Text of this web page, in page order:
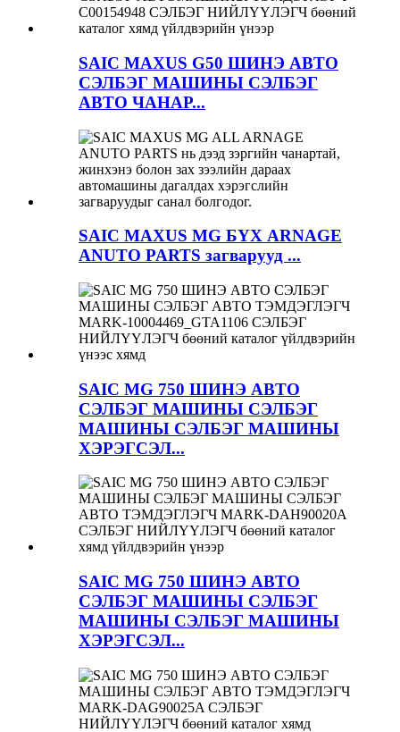
SAIC MAXUS G50 ШИНЭ АВТО
СЭЛБЭГ МАШИНЫ СЭЛБЭГ
АВТО ЧАНАР...
SAIC MAXUS MG БҮХ ARNAGE
ANUTO PARTS загварууд ...
SAIC MG 750 ШИНЭ АВТО
СЭЛБЭГ МАШИНЫ СЭЛБЭГ
МАШИНЫ СЭЛБЭГ МАШИНЫ
ХЭРЭГСЭЛ...
SAIC MG 750 ШИНЭ АВТО
СЭЛБЭГ МАШИНЫ СЭЛБЭГ
МАШИНЫ СЭЛБЭГ МАШИНЫ
ХЭРЭГСЭЛ...